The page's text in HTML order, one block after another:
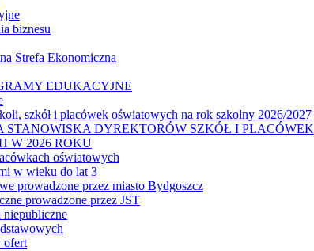
biznesu
Strefa Ekonomiczna
EDUKACYJNE
szkół i placówek oświatowych na rok szkolny 2026/2027
STANOWISKA DYREKTORÓW SZKÓŁ I PLACÓWEK
W 2026 ROKU
oświatowych
w wieku do lat 3
prowadzone przez miasto Bydgoszcz
prowadzone przez JST
niepubliczne
ofert